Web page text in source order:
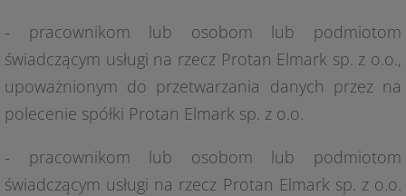
- pracownikom lub osobom lub podmiotom
świadczącym usługi na rzecz Protan Elmark sp. z o.o.,
upoważnionym do przetwarzania danych przez na
polecenie spółki Protan Elmark sp. z o.o.
- pracownikom lub osobom lub podmiotom
świadczącym usługi na rzecz Protan Elmark sp. z o.o.